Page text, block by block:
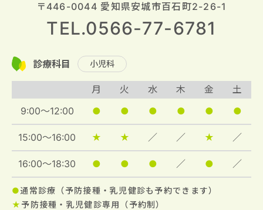
〒446-0044 愛知県安城市百石町2-26-1
TEL.0566-77-6781
診療科目 小児科
月 火 水 木 金
土
9:00～12:00
● ● ● ● ● ●
15:00～16:00 ★ ★ ／ ／ ★ ／
16:00～18:30 ● ● ● ／ ● ／
●通常診療（予防接種・乳児健診も予約できます）
★ 予防接種・乳児健診専用（予約制）